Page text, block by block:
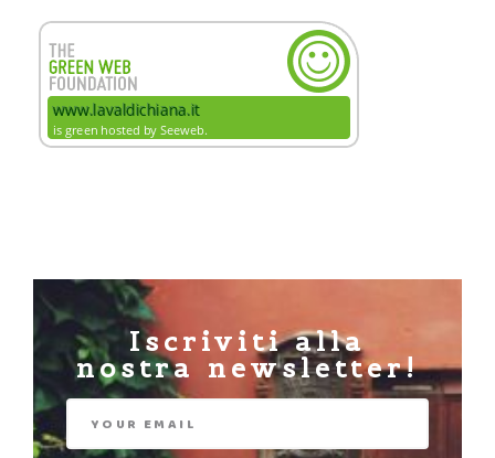
Iscriviti alla
nostra newsletter!